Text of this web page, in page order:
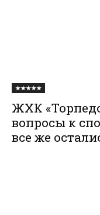
★★★★★
ЖХК
вопросы к
все же